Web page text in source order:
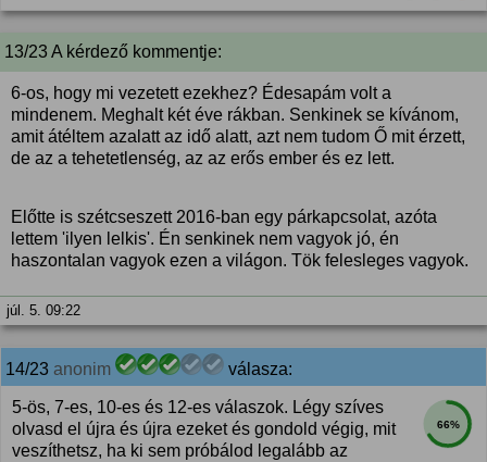
13/23 A kérdező kommentje:
6-os, hogy mi vezetett ezekhez? Édesapám volt a
mindenem. Meghalt két éve rákban. Senkinek se kívánom,
amit átéltem azalatt az idő alatt, azt nem tudom Ő mit érzett,
de az a tehetetlenség, az az erős ember és ez lett.
Előtte is szétcseszett 2016-ban egy párkapcsolat, azóta
lettem 'ilyen lelkis'. Én senkinek nem vagyok jó, én
haszontalan vagyok ezen a világon. Tök felesleges vagyok.
júl. 5. 09:22
14/23 anonim válasza:
66%
5-ös, 7-es, 10-es és 12-es válaszok. Légy szíves
olvasd el újra és újra ezeket és gondold végig, mit
veszíthetsz, ha ki sem próbálod legalább az